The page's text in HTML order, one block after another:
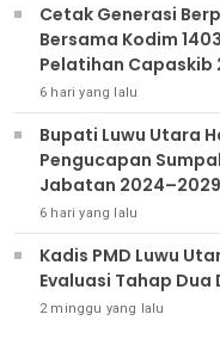
Cetak Generasi
Bersama Kodim
Pelatihan Capaskib
6 hari yang lalu
Bupati Luwu Utara
Pengucapan
Jabatan 2024–2029
6 hari yang lalu
Kadis PMD Luwu
Evaluasi Tahap
2 minggu yang lalu